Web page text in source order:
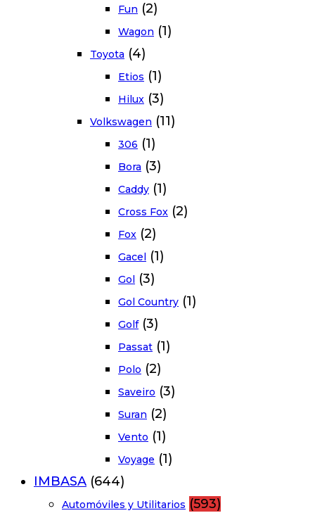
Fun (2)
Wagon (1)
Toyota (4)
Etios (1)
Hilux (3)
Volkswagen (11)
306 (1)
Bora (3)
Caddy (1)
Cross Fox (2)
Fox (2)
Gacel (1)
Gol (3)
Gol Country (1)
Golf (3)
Passat (1)
Polo (2)
Saveiro (3)
Suran (2)
Vento (1)
Voyage (1)
IMBASA (644)
Automóviles y Utilitarios (593)